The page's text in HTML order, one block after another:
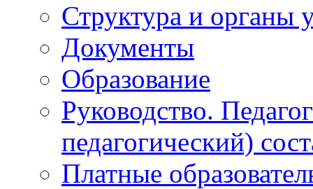
Структура и органы
Документы
Образование
Руководство.
педагогический)
Платные